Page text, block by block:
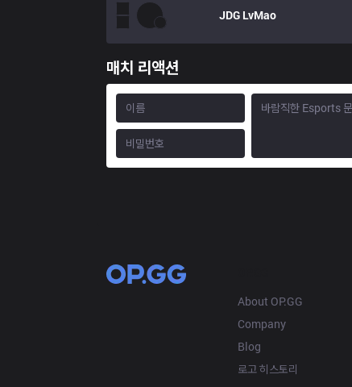
JDG LvMao
매치 리액션
About OP.GG
Company
Blog
로고 히스토리